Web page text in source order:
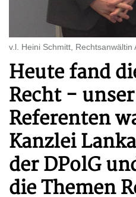
v.l. Heini Schmitt,
Heute fand
Recht -
Referenten
Kanzlei
der DPolG
die Themen